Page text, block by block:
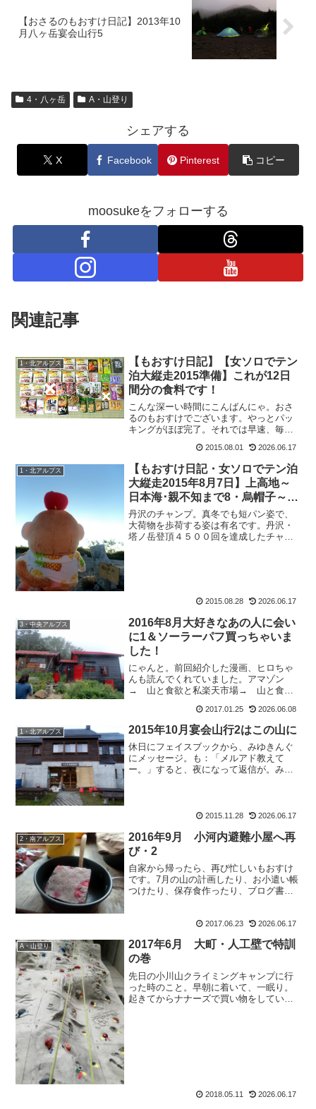
【おさるのもおすけ日記】2013年10
月八ヶ岳宴会山行5
4・八ヶ岳 A・山登り
シェアする
X Facebook Pinterest コピー
moosukeをフォローする
関連記事
1・北アルプス
【もおすけ日記】【女ソロでテン
泊大縦走2015準備】これが12日
間分の食料です！
こんな深ーい時間にこんばんにゃ。おさ
るのもおすけでございます。やっとパッ
キングがほぼ完了。それでは早速、毎年
てみよう！まずは、朝食＆夕食編。もう
すっかり定番の、お赤飯✕日数分＆お味
噌汁＆ふりかけが朝食です...
2015.08.01 2026.06.17
1・北アルプス
【もおすけ日記・女ソロでテン泊
大縦走2015年8月7日】上高地～
日本海･親不知まで8・烏帽子～船
窪＆身を守るホイッスル
丹沢のチャンプ。真冬でも短パン姿で、
大荷物を歩荷する姿は有名です。丹沢・
塔ノ岳登頂４５００回を達成したチャン
2015.08.28 2026.06.17
3・中央アルプス
2016年8月大好きなあの人に会い
に1＆ソーラーパフ買っちゃいま
した！
にゃんと。前回紹介した漫画、ヒロちゃ
んも読んでくれていました。アマゾン
→ 山と食欲と私楽天市場→ 山と食欲
とは漫画とか音楽の好み、意外にも近い
んだった。違うのは、酒飲みかそうでな
いか位ね。と、ヒロちゃんも...
2017.01.25 2026.06.08
1・北アルプス 2015年10月宴会山行2はこの山に
休日にフェイスブックから、みゆきんぐ
にメッセージ。も：「メルアド教えて
ー。」すると、夜になって返信が。み：
いでしょう～(^3^)」...2015.11.28 2026.06.17
2・南アルプス
2016年9月 小河内避難小屋へ再
び・2
自家から帰ったら、再び忙しいもおすけ
です。7月の山の計画したり、お小遣い帳
つけたり、保存食作ったり、ブログ書い
思ったり。で、実家では早朝4時からから
赤んぼ犬が起きて一人...
2017.06.23 2026.06.17
A・山登り
2017年6月 大町・人工壁で特訓
の巻
先日の小川山クライミングキャンプに行
った時のこと。早朝に着いて、一眠り。
起きてからナナーズで買い物をしていた
2018.05.11 2026.06.17